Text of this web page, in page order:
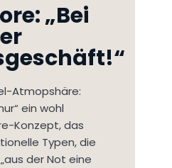
„Bei
Atmopshäre:
ein wohl
Konzept, das
Typen, die
der Not eine